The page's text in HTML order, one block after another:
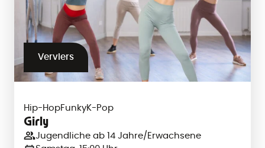
Verviers
Hip-HopFunkyK-Pop
Girly
Jugendliche ab 14 Jahre/Erwachsene